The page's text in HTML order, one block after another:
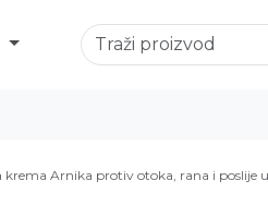
krema Arnika protiv otoka, rana i poslije